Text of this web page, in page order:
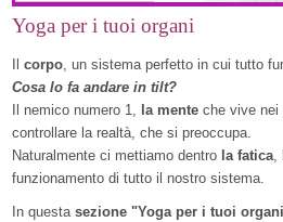
Yoga per i tuoi organi
corpo, un sistema perfetto in cui tutto
Cosa lo fa andare in tilt?
Il nemico numero 1, la mente che vive nei
controllare la realtà, che si preoccupa.
Naturalmente ci mettiamo dentro la fatica,
funzionamento di tutto il nostro sistema.
In questa sezione "Yoga per i tuoi